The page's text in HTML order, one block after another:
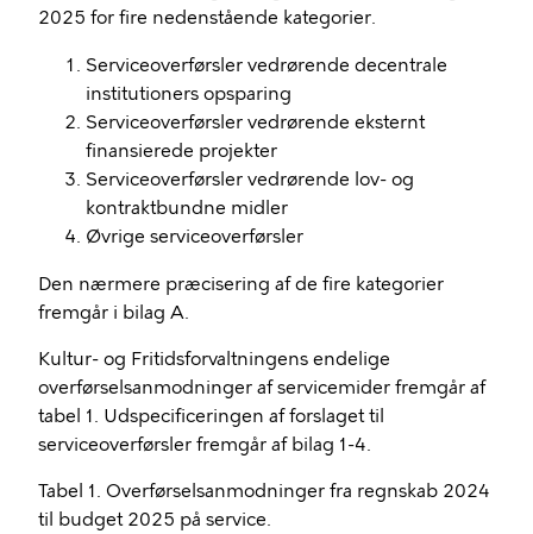
2025 for fire nedenstående kategorier.
Serviceoverførsler vedrørende decentrale
institutioners opsparing
Serviceoverførsler vedrørende eksternt
finansierede projekter
Serviceoverførsler vedrørende lov- og
kontraktbundne midler
Øvrige serviceoverførsler
Den nærmere præcisering af de fire kategorier
fremgår i bilag A.
Kultur- og Fritidsforvaltningens endelige
overførselsanmodninger af servicemider fremgår af
tabel 1. Udspecificeringen af forslaget til
serviceoverførsler fremgår af bilag 1-4.
Tabel 1. Overførselsanmodninger fra regnskab 2024
til budget 2025 på service.